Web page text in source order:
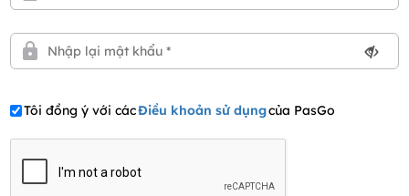
Tôi đồng ý với cácĐiều khoản sử dụngcủa PasGo